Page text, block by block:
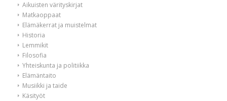
Aikuisten värityskirjat
Matkaoppaat
Elämäkerrat ja muistelmat
Historia
Lemmikit
Filosofia
Yhteiskunta ja politiikka
Elämäntaito
Musiikki ja taide
Käsityöt